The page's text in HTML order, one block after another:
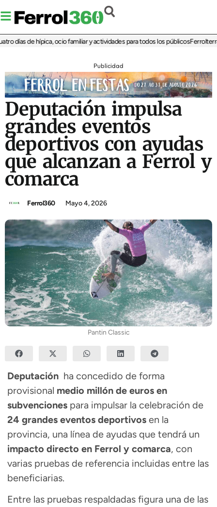
de hípica, ocio familiar y actividades para todos los públicosFerrolterra
Publicidad
Deputación impulsa
grandes eventos
deportivos con ayudas
que alcanzan a Ferrol y
comarca
Ferrol360 Mayo 4, 2026
Pantin Classic
Deputación ha concedido de forma
provisional medio millón de euros en
subvenciones para impulsar la celebración de
24 grandes eventos deportivos en la
provincia, una línea de ayudas que tendrá un
impacto directo en Ferrol y comarca, con
varias pruebas de referencia incluidas entre las
beneficiarias.
Entre las pruebas respaldadas figura una de las